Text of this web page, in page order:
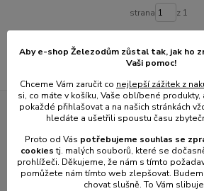
strana z 1
Novinky z
Aby e-shop Železodům zůstal tak, jak ho
Vaši pomoc!
Chceme Vám zaručit co nejlepší zážitek z
si, co máte v košíku, Vaše oblíbené
pokaždé přihlašovat a na našich stránkách
hledáte a ušetřili spoustu času
Proto od Vás potřebujeme souhlas se
cookiestj. malých souborů, které se
prohlížeči. Děkujeme, že nám s tímto
pomůžete nám tímto web zlepšovat.
chovat slušně. To Vám